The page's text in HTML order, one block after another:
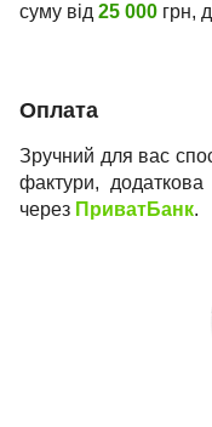
суму від 25 000 грн,
Оплата
Зручний для вас
фактури,
через ПриватБанк.